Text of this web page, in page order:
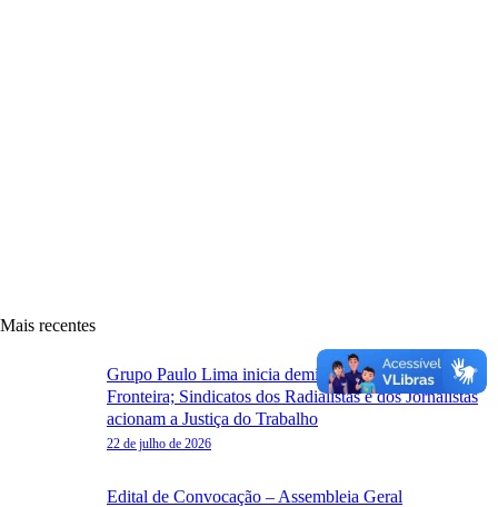
Mais recentes
Grupo Paulo Lima inicia demissões em massa na TV
Fronteira; Sindicatos dos Radialistas e dos Jornalistas
acionam a Justiça do Trabalho
22 de julho de 2026
Edital de Convocação – Assembleia Geral